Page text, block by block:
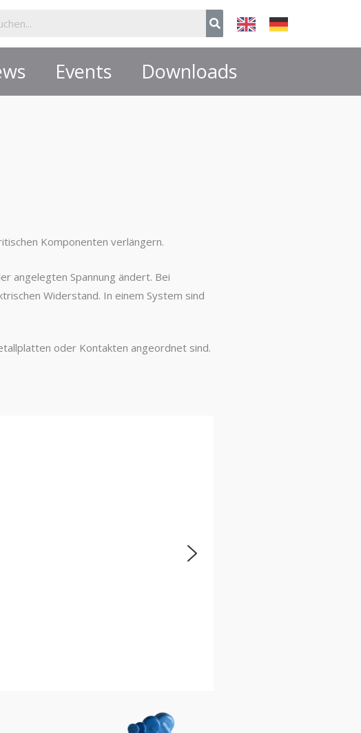
Events Downloads
Komponenten verlängern.
angelegten Spannung ändert. Bei
Widerstand. In einem System sind
oder Kontakten angeordnet sind.